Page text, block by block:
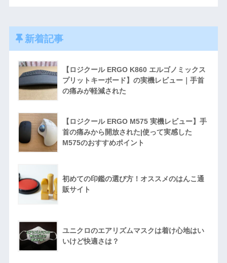
新着記事
【ロジクール ERGO K860 エルゴノミックス
プリットキーボード】の実機レビュー｜手首
の痛みが軽減された
【ロジクール ERGO M575 実機レビュー】手
首の痛みから開放された|使って実感した
M575のおすすめポイント
初めての印鑑の選び方！オススメのはんこ通
販サイト
ユニクロのエアリズムマスクは着け心地はい
いけど快適さは？